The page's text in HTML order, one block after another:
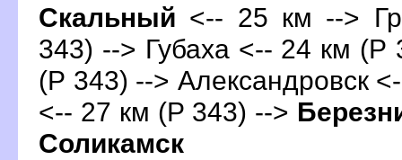
Скальный <-- 25 км -->
343) --> Губаха <-- 24 км (Р
(Р 343) --> Александровск
<-- 27 км (Р 343) -->
Соликамск